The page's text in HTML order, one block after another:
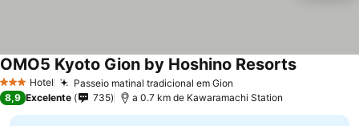
3 EstrelasHotel Passeio matinal tradicional em Gion
OMO5 Kyoto Gion by Hoshino ResortsVer
8,9 Excelente 735 a 0.7 km de Kawaramachi Station